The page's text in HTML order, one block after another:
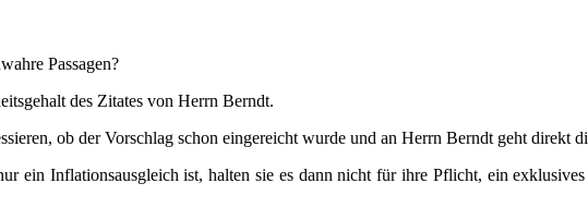
Passagen?
des Zitates von Herrn Berndt.
ob der Vorschlag schon eingereicht wurde und an Herrn Berndt geht direkt
ein Inflationsausgleich ist, halten sie es dann nicht für ihre Pflicht, ein